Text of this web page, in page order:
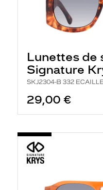
Lunettes de
Signature
SKJ2304-B 332
29,00 €